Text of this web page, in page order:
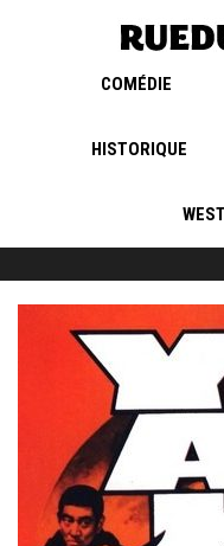
COMÉDIE
HISTORIQUE